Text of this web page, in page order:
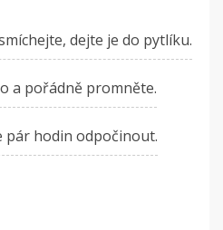
dejte je do pytlíku.
a pořádně promněte.
pár hodin odpočinout.